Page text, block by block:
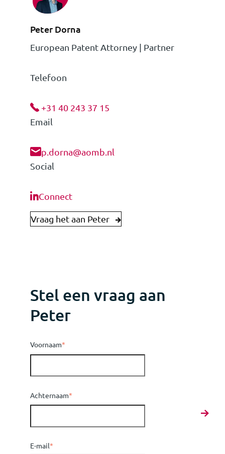
Peter Dorna
European Patent Attorney | Partner
Telefoon
+31 40 243 37 15
Email
p.dorna@aomb.nl
Social
Connect
Vraag het aan Peter
Stel een vraag aan
Peter
Voornaam*
Achternaam*
E-mail*